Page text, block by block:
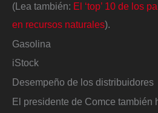
(Lea también: El ‘top’ 10 de los
en recursos naturales).
Gasolina
iStock
Desempeño de los distribuidores
El presidente de Comce también